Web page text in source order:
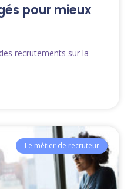
pour mieux
recrutements sur la
Le métier de recruteur